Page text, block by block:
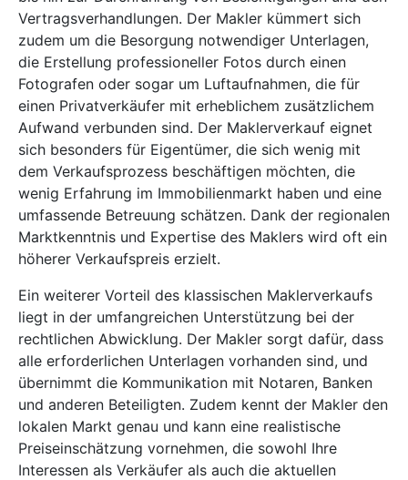
Vertragsverhandlungen. Der Makler kümmert sich
zudem um die Besorgung notwendiger Unterlagen,
die Erstellung professioneller Fotos durch einen
Fotografen oder sogar um Luftaufnahmen, die für
einen Privatverkäufer mit erheblichem zusätzlichem
Aufwand verbunden sind. Der Maklerverkauf eignet
sich besonders für Eigentümer, die sich wenig mit
dem Verkaufsprozess beschäftigen möchten, die
wenig Erfahrung im Immobilienmarkt haben und eine
umfassende Betreuung schätzen. Dank der regionalen
Marktkenntnis und Expertise des Maklers wird oft ein
höherer Verkaufspreis erzielt.
Ein weiterer Vorteil des klassischen Maklerverkaufs
liegt in der umfangreichen Unterstützung bei der
rechtlichen Abwicklung. Der Makler sorgt dafür, dass
alle erforderlichen Unterlagen vorhanden sind, und
übernimmt die Kommunikation mit Notaren, Banken
und anderen Beteiligten. Zudem kennt der Makler den
lokalen Markt genau und kann eine realistische
Preiseinschätzung vornehmen, die sowohl Ihre
Interessen als Verkäufer als auch die aktuellen